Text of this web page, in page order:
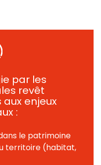
par les
revêt
enjeux
:
le patrimoine
territoire (habitat,